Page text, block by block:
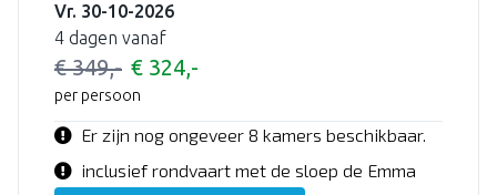
Vr. 30-10-2026
4 dagen vanaf
€ 349,- € 324,-
per persoon
Er zijn nog ongeveer 8 kamers beschikbaar.
inclusief rondvaart met de sloep de Emma